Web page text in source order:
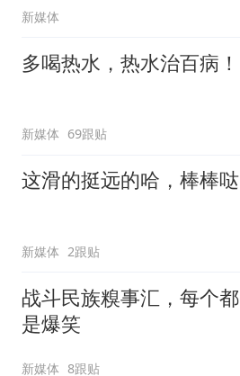
新媒体
多喝热水，热水治百病！
新媒体 69跟贴
这滑的挺远的哈，棒棒哒
新媒体 2跟贴
战斗民族糗事汇，每个都
是爆笑
新媒体 8跟贴